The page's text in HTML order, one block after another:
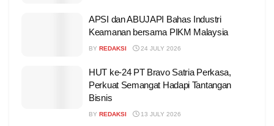
APSI dan ABUJAPI Bahas Industri
Keamanan bersama PIKM Malaysia
BY REDAKSI 24 JULY 2026
HUT ke-24 PT Bravo Satria Perkasa,
Perkuat Semangat Hadapi Tantangan
Bisnis
BY REDAKSI 13 JULY 2026